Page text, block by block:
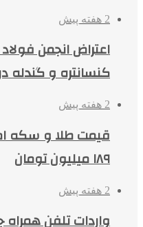
2 هفته پیش
اعتراض انجمن
کنسانتره و گندله
2 هفته پیش
قیمت طلا و سکه
۱۸۹ میلیون تومان
2 هفته پیش
واردات تلفن همراه